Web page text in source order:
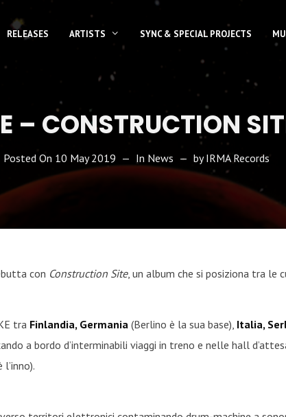
RELEASES ARTISTS SYNC & SPECIAL PROJECTS
– CONSTRUCTION
Posted On 10 May 2019 In News byIRMA Records
con Construction Site, un album che si posiziona tra le
tra Finlandia, Germania (Berlino è la sua base), Italia,
a bordo d’interminabili viaggi in treno e nelle hall